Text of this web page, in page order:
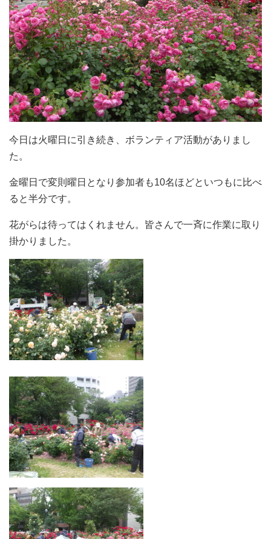
今日は火曜日に引き続き、ボランティア活動がありまし
た。
金曜日で変則曜日となり参加者も10名ほどといつもに比べ
ると半分です。
花がらは待ってはくれません。皆さんで一斉に作業に取り
掛かりました。